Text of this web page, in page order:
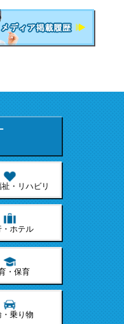
・リハビリ
・ホテル
・保育
・乗り物